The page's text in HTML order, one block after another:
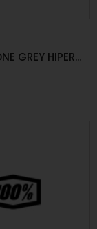
GREY HIPER...